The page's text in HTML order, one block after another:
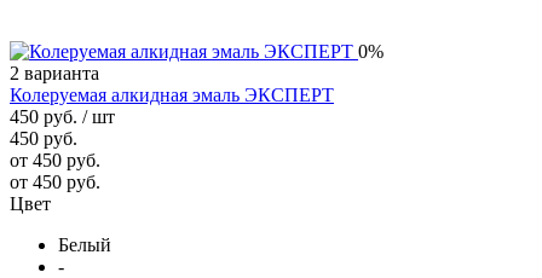
0%
2 варианта
Колеруемая алкидная эмаль ЭКСПЕРТ
450 руб. / шт
450 руб.
от 450 руб.
от 450 руб.
Цвет
Белый
-